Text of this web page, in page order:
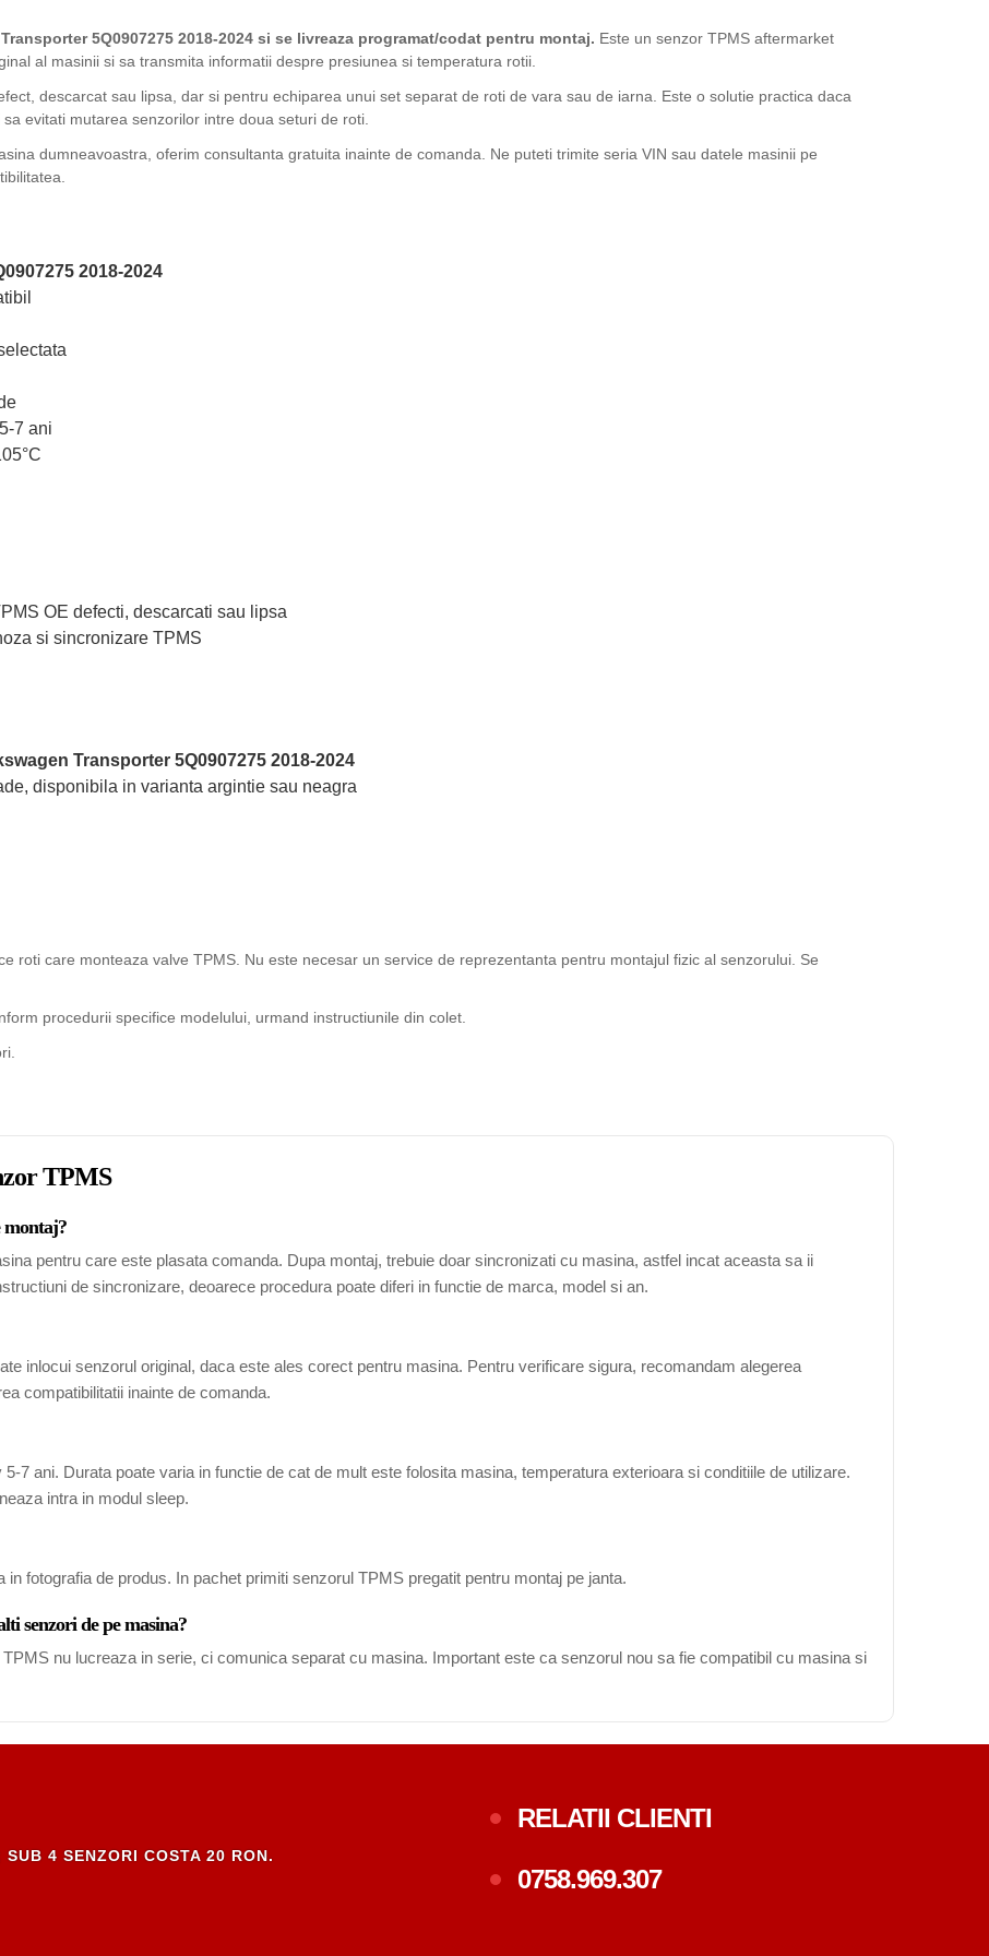
5Q0907275 2018-2024 si se livreaza programat/codat pentru montaj. Este un senzor TPMS aftermarket
al masinii si sa transmita informatii despre presiunea si temperatura rotii.
descarcat sau lipsa, dar si pentru echiparea unui set separat de roti de vara sau de iarna. Este o solutie practica daca
evitati mutarea senzorilor intre doua seturi de roti.
dumneavoastra, oferim consultanta gratuita inainte de comanda. Ne puteti trimite seria VIN sau datele masinii pe
2018-2024
7 ani
OE defecti, descarcati sau lipsa
si sincronizare TPMS
Transporter 5Q0907275 2018-2024
disponibila in varianta argintie sau neagra
roti care monteaza valve TPMS. Nu este necesar un service de reprezentanta pentru montajul fizic al senzorului. Se
procedurii specifice modelului, urmand instructiunile din colet.
TPMS
montaj?
pentru care este plasata comanda. Dupa montaj, trebuie doar sincronizati cu masina, astfel incat aceasta sa ii
de sincronizare, deoarece procedura poate diferi in functie de marca, model si an.
inlocui senzorul original, daca este ales corect pentru masina. Pentru verificare sigura, recomandam alegerea
compatibilitatii inainte de comanda.
7 ani. Durata poate varia in functie de cat de mult este folosita masina, temperatura exterioara si conditiile de utilizare.
intra in modul sleep.
fotografia de produs. In pachet primiti senzorul TPMS pregatit pentru montaj pe janta.
senzori de pe masina?
nu lucreaza in serie, ci comunica separat cu masina. Important este ca senzorul nou sa fie compatibil cu masina si
4 SENZORI COSTA 20 RON.
RELATII CLIENTI
0758.969.307